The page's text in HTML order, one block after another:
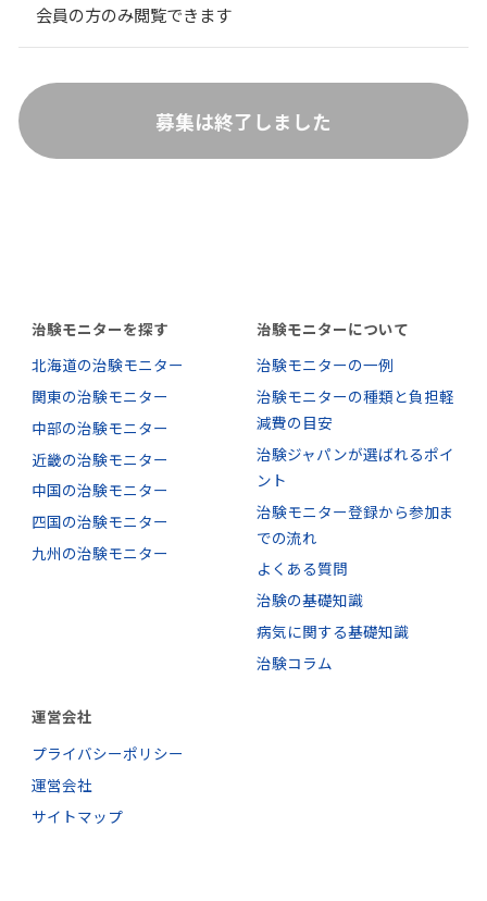
会員の方のみ閲覧できます
募集は終了しました
治験モニターを探す
北海道の治験モニター
関東の治験モニター
中部の治験モニター
近畿の治験モニター
中国の治験モニター
四国の治験モニター
九州の治験モニター
治験モニターについて
治験モニターの一例
治験モニターの種類と負担軽
減費の目安
治験ジャパンが選ばれるポイ
ント
治験モニター登録から参加ま
での流れ
よくある質問
治験の基礎知識
病気に関する基礎知識
治験コラム
運営会社
プライバシーポリシー
運営会社
サイトマップ